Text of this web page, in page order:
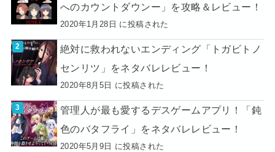
へのカウントダウンー」を攻略＆レビュー！
2020年1月28日 に投稿された
絶対に救われないエンディング「トガビトノ
センリツ」をネタバレレビュー！
2020年8月5日 に投稿された
管理人が最も愛するデスゲームアプリ！「鈍
色のバタフライ」をネタバレレビュー！
2020年5月9日 に投稿された